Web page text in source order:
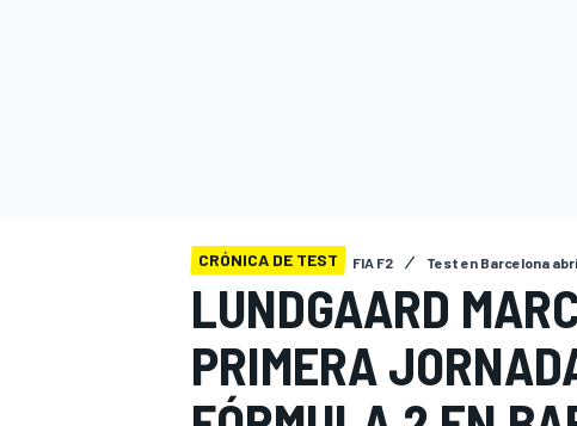
INDYCAR
CRÓNICA DE TEST FIA F2 Test en Barcelona
LUNDGAARD
PRIMERA